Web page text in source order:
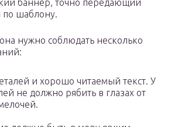
баннер, точно передающий
по шаблону.
нужно соблюдать несколько
и хорошо читаемый текст. У
не должно рябить в глазах от